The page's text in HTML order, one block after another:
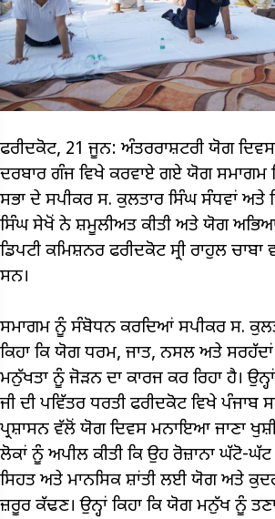
ਫਰੀਦਕੋਟ, 21 ਜੂਨ: ਅੰਤਰਰਾਸ਼ਟਰੀ ਯੋਗ
ਦਰਬਾਰ ਗੰਜ ਵਿਖੇ ਕਰਵਾਏ ਗਏ ਯੋਗ ਸਮਾਗਮ
ਸਭਾ ਦੇ ਸਪੀਕਰ ਸ. ਕੁਲਤਾਰ ਸਿੰਘ ਸੰਧਵਾਂ ਅਤੇ
ਸਿੰਘ ਸੇਖੋਂ ਨੇ ਸ਼ਮੂਲੀਅਤ ਕੀਤੀ ਅਤੇ ਯੋਗ
ਡਿਪਟੀ ਕਮਿਸ਼ਨਰ ਫਰੀਦਕੋਟ ਸ੍ਰੀ ਰਾਹੁਲ ਚਾਬਾ
ਸਨ।
ਸਮਾਗਮ ਨੂੰ ਸੰਬੋਧਨ ਕਰਦਿਆਂ ਸਪੀਕਰ ਸ.
ਕਿਹਾ ਕਿ ਯੋਗ ਧਰਮ, ਜਾਤ, ਨਸਲ ਅਤੇ
ਮਨੁੱਖਤਾ ਨੂੰ ਜੋੜਨ ਦਾ ਕਾਰਜ ਕਰ ਰਿਹਾ ਹੈ। ਉਨ੍ਹਾਂ
ਜੀ ਦੀ ਪਵਿੱਤਰ ਧਰਤੀ ਫਰੀਦਕੋਟ ਵਿਖੇ ਪੰਜਾਬ
ਪ੍ਰਸ਼ਾਸਨ ਵੱਲੋਂ ਯੋਗ ਦਿਵਸ ਮਨਾਇਆ ਜਾਣਾ ਖੁਸ਼ੀ
ਲੋਕਾਂ ਨੂੰ ਅਪੀਲ ਕੀਤੀ ਕਿ ਉਹ ਰੋਜ਼ਾਨਾ ਘੱਟੋ-
ਸਿਹਤ ਅਤੇ ਮਾਨਸਿਕ ਸ਼ਾਂਤੀ ਲਈ ਯੋਗ ਅਤੇ
ਜ਼ਰੂਰ ਕੱਢਣ। ਉਨ੍ਹਾਂ ਕਿਹਾ ਕਿ ਯੋਗ ਮਨੁੱਖ ਨੂੰ